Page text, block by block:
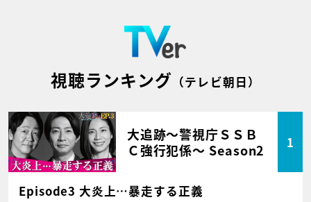
視聴ランキング （テレビ朝日）
大追跡～警視庁ＳＳＢ
Ｃ強行犯係～ Season2
1
Episode3 大炎上…暴走する正義